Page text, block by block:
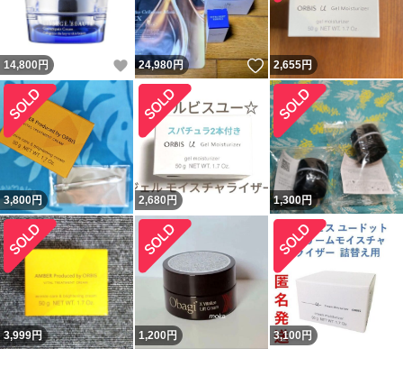
14,800 円 いいね！
24,980円 いいね！
2,655円
3,800円 2,680 円 1,300円
3,999円 1,200円 3,100 円